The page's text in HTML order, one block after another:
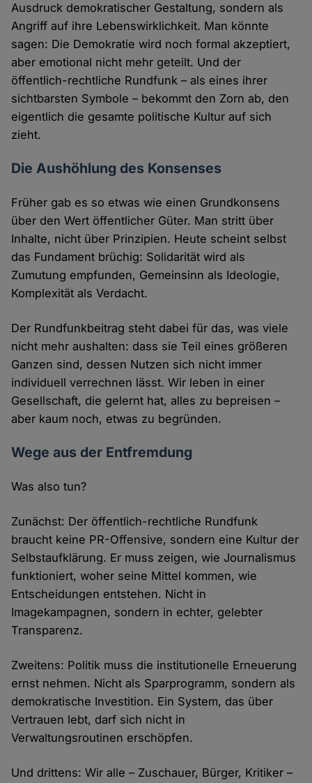
Ausdruck demokratischer Gestaltung, sondern als
Angriff auf ihre Lebenswirklichkeit. Man könnte
sagen: Die Demokratie wird noch formal akzeptiert,
aber emotional nicht mehr geteilt. Und der
öffentlich-rechtliche Rundfunk – als eines ihrer
sichtbarsten Symbole – bekommt den Zorn ab, den
eigentlich die gesamte politische Kultur auf sich
zieht.
Die Aushöhlung des Konsenses
Früher gab es so etwas wie einen Grundkonsens
über den Wert öffentlicher Güter. Man stritt über
Inhalte, nicht über Prinzipien. Heute scheint selbst
das Fundament brüchig: Solidarität wird als
Zumutung empfunden, Gemeinsinn als Ideologie,
Komplexität als Verdacht.
Der Rundfunkbeitrag steht dabei für das, was viele
nicht mehr aushalten: dass sie Teil eines größeren
Ganzen sind, dessen Nutzen sich nicht immer
individuell verrechnen lässt. Wir leben in einer
Gesellschaft, die gelernt hat, alles zu bepreisen –
aber kaum noch, etwas zu begründen.
Wege aus der Entfremdung
Was also tun?
Zunächst: Der öffentlich-rechtliche Rundfunk
braucht keine PR-Offensive, sondern eine Kultur der
Selbstaufklärung. Er muss zeigen, wie Journalismus
funktioniert, woher seine Mittel kommen, wie
Entscheidungen entstehen. Nicht in
Imagekampagnen, sondern in echter, gelebter
Transparenz.
Zweitens: Politik muss die institutionelle Erneuerung
ernst nehmen. Nicht als Sparprogramm, sondern als
demokratische Investition. Ein System, das über
Vertrauen lebt, darf sich nicht in
Verwaltungsroutinen erschöpfen.
Und drittens: Wir alle – Zuschauer, Bürger, Kritiker –